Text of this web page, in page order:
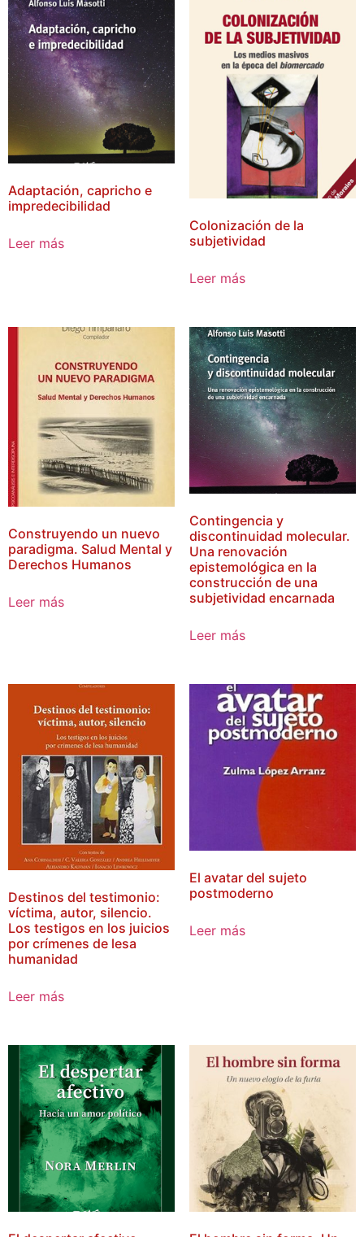
Adaptación, capricho e
impredecibilidad
Leer más
Colonización de la
subjetividad
Leer más
Construyendo un nuevo
paradigma. Salud Mental y
Derechos Humanos
Leer más
Contingencia y
discontinuidad molecular.
Una renovación
epistemológica en la
construcción de una
subjetividad encarnada
Leer más
Destinos del testimonio:
víctima, autor, silencio.
Los testigos en los juicios
por crímenes de lesa
humanidad
Leer más
El avatar del sujeto
postmoderno
Leer más